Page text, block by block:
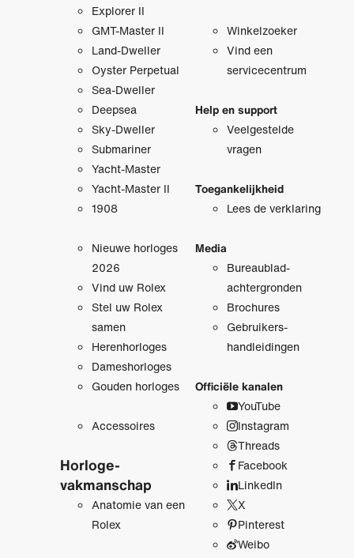
Explorer II
GMT-Master II
Land-Dweller
Oyster Perpetual
Sea-Dweller
Deepsea
Sky-Dweller
Submariner
Yacht-Master
Yacht-Master II
1908
Nieuwe horloges
2026
Vind uw Rolex
Stel uw Rolex
samen
Herenhorloges
Dameshorloges
Gouden horloges
Accessoires
Horloge­
vakmanschap
Anatomie van een
Rolex
Winkelzoeker
Vind een
servicecentrum
Help en support
Veelgestelde
vragen
Toegankelijkheid
Lees de verklaring
Media
Bureaublad­
achtergronden
Brochures
Gebruikers­
handleidingen
Officiële kanalen
YouTube
Instagram
Threads
Facebook
LinkedIn
X
Pinterest
Weibo